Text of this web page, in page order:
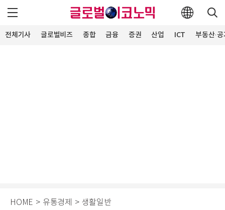
전체기사 글로벌비즈 종합 금융 증권 산업 ICT 부동산·
HOME > 유통경제 > 생활일반